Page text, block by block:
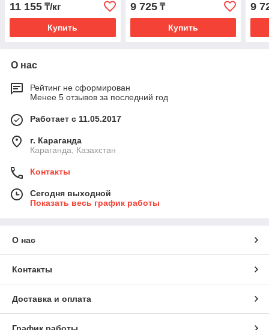
11 155 ₸/кг
Купить
9 725₸
Купить
9
О нас
Рейтинг не сформирован
Менее 5 отзывов за последний год
Работает с 11.05.2017
г. Караганда
Караганда, Казахстан
Контакты
Сегодня выходной
Показать весь график работы
О нас
Контакты
Доставка и оплата